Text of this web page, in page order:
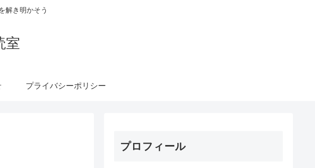
解き明かそう
室
プライバシーポリシー
プロフィール